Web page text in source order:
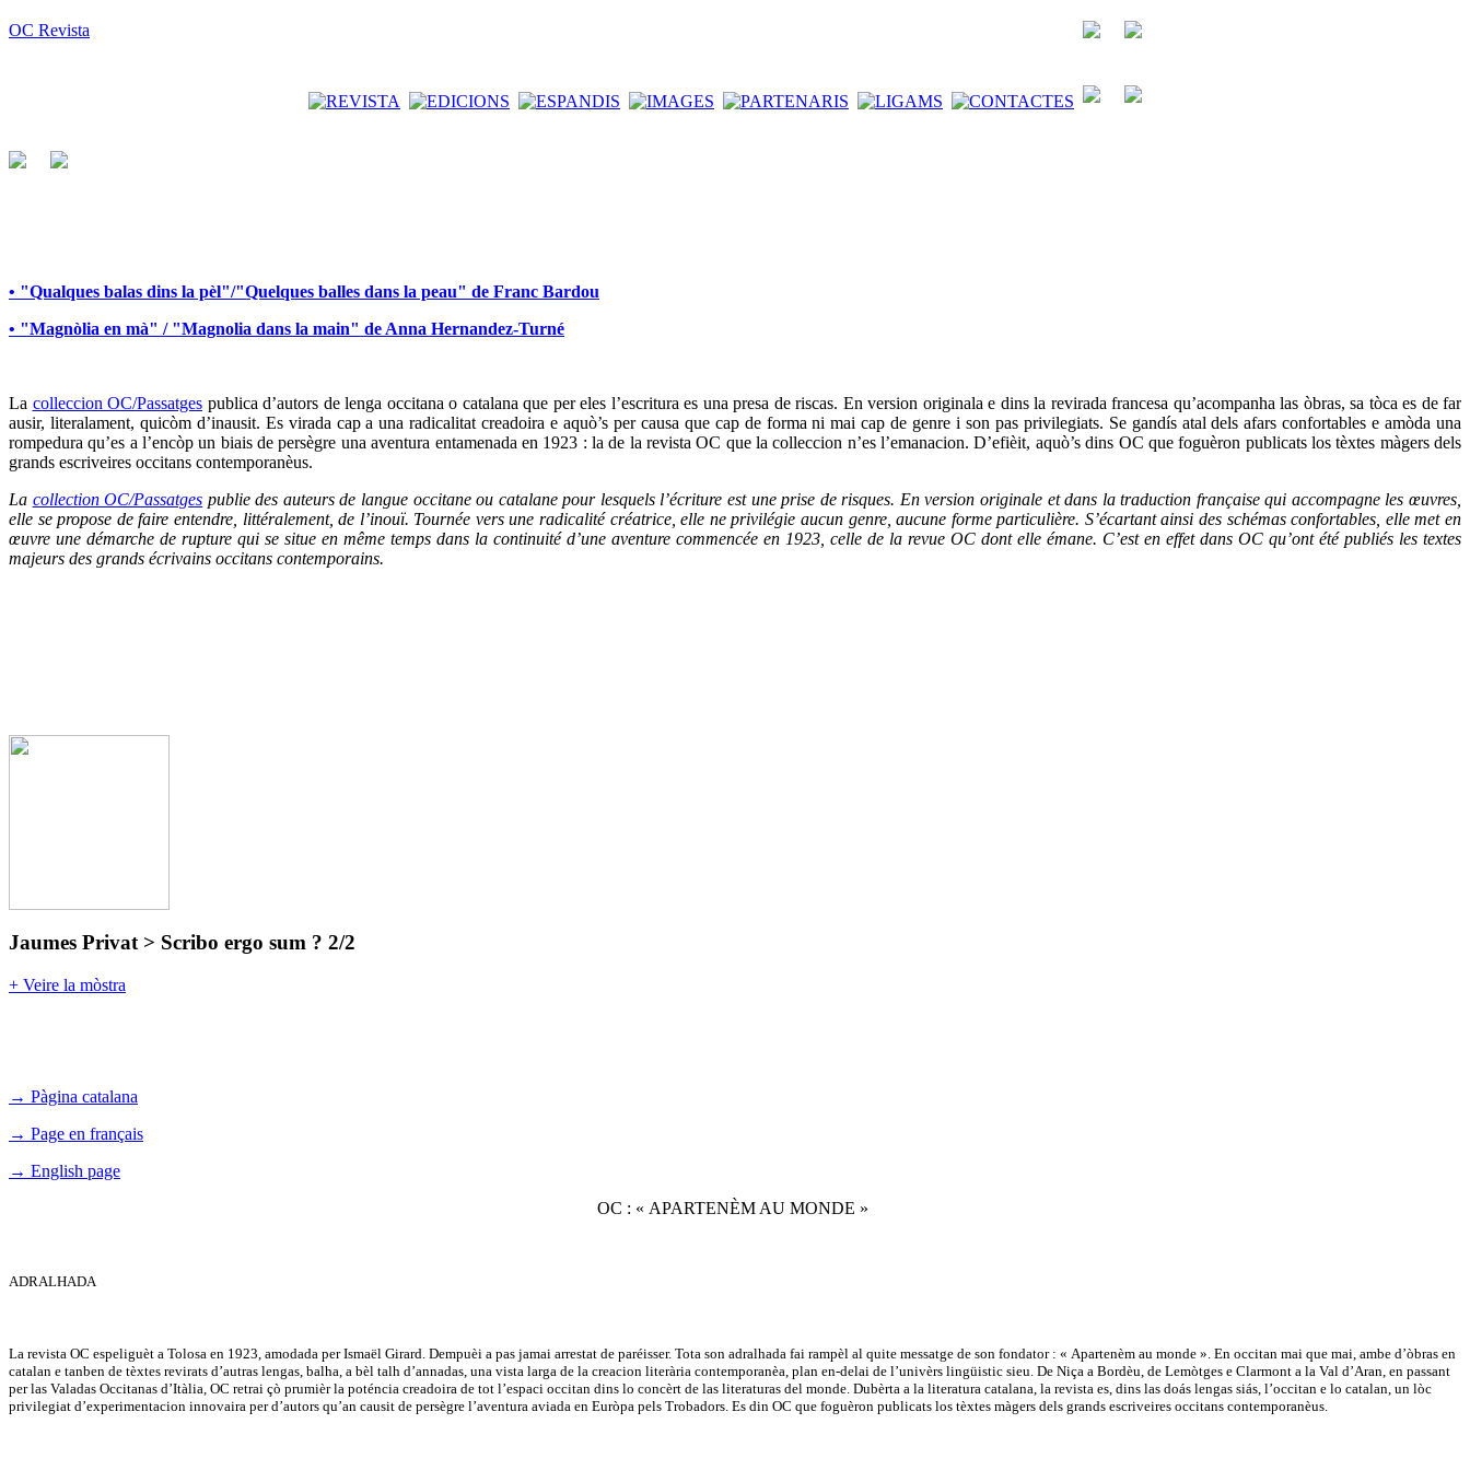
OC Revista
• "Qualques balas dins la pèl"/"Quelques balles dans la peau" de Franc Bardou
• "Magnòlia en mà" / "Magnolia dans la main" de Anna Hernandez-Turné
La colleccion OC/Passatges publica d’autors de lenga occitana o catalana que per eles l’escritura es una presa de riscas. En version originala e dins la revirada francesa qu’acompanha las òbras, sa tòca es de far
ausir, literalament, quicòm d’inausit. Es virada cap a una radicalitat creadoira e aquò’s per causa que cap de forma ni mai cap de genre i son pas privilegiats. Se gandís atal dels afars confortables e amòda una
rompedura qu’es a l’encòp un biais de persègre una aventura entamenada en 1923 : la de la revista OC que la colleccion n’es l’emanacion. D’efièit, aquò’s dins OC que foguèron publicats los tèxtes màgers dels
grands escriveires occitans contemporanèus.
La collection OC/Passatges publie des auteurs de langue occitane ou catalane pour lesquels l’écriture est une prise de risques. En version originale et dans la traduction française qui accompagne les œuvres,
elle se propose de faire entendre, littéralement, de l’inouï. Tournée vers une radicalité créatrice, elle ne privilégie aucun genre, aucune forme particulière. S’écartant ainsi des schémas confortables, elle met en
œuvre une démarche de rupture qui se situe en même temps dans la continuité d’une aventure commencée en 1923, celle de la revue OC dont elle émane. C’est en effet dans OC qu’ont été publiés les textes
majeurs des grands écrivains occitans contemporains.
Jaumes Privat > Scribo ergo sum ? 2/2
+ Veire la mòstra
→ Pàgina catalana
→ Page en français
→ English page
OC : « APARTENÈM AU MONDE »
ADRALHADA
La revista OC espeliguèt a Tolosa en 1923, amodada per Ismaël Girard. Dempuèi a pas jamai arrestat de paréisser. Tota son adralhada fai rampèl al quite messatge de son fondator : « Apartenèm au monde ». En occitan mai que mai, ambe d’òbras en
catalan e tanben de tèxtes revirats d’autras lengas, balha, a bèl talh d’annadas, una vista larga de la creacion literària contemporanèa, plan en-delai de l’univèrs lingüistic sieu. De Niça a Bordèu, de Lemòtges e Clarmont a la Val d’Aran, en passant
per las Valadas Occitanas d’Itàlia, OC retrai çò prumièr la poténcia creadoira de tot l’espaci occitan dins lo concèrt de las literaturas del monde. Dubèrta a la literatura catalana, la revista es, dins las doás lengas siás, l’occitan e lo catalan, un lòc
privilegiat d’experimentacion innovaira per d’autors qu’an causit de persègre l’aventura aviada en Euròpa pels Trobadors. Es din OC que foguèron publicats los tèxtes màgers dels grands escriveires occitans contemporanèus.